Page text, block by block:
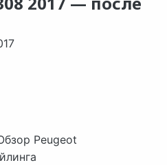
Peugeot